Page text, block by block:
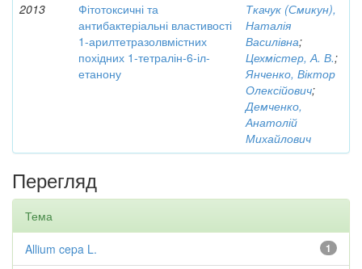
2013
Фітотоксичні та
антибактеріальні властивості
1-арилтетразолвмістних
похідних 1-тетралін-6-іл-
етанону
Ткачук (Смикун),
Наталія
Василівна;
Цехмістер, А. В.;
Янченко, Віктор
Олексійович;
Демченко,
Анатолій
Михайлович
Перегляд
Тема
1
Allium cepa L.